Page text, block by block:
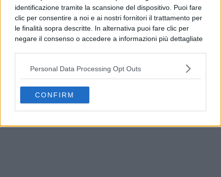
identificazione tramite la scansione del dispositivo. Puoi fare
clic per consentire a noi e ai nostri fornitori il trattamento per
le finalità sopra descritte. In alternativa puoi fare clic per
negare il consenso o accedere a informazioni più dettagliate
possono non richiedere il tuo consenso, ma hai il diritto di
opporti a tale trattamento. Le tue preferenze si
preferenze in qualsiasi momento ritornando su questo sito o
consultando la nostrainformativa sulla riservatezza.
Personal Data Processing Opt Outs
CONFIRM
Scampia e Secondigliano, trovate 252 dosi di